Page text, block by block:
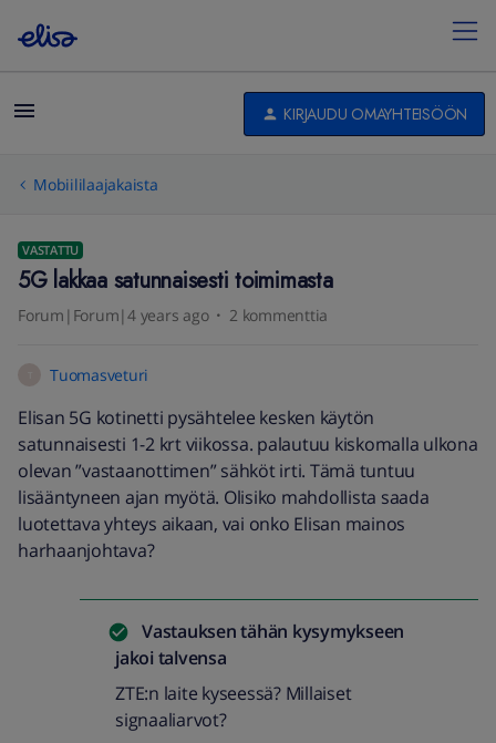
KIRJAUDU OMAYHTEISÖÖN
Mobiililaajakaista
VASTATTU
5G lakkaa satunnaisesti toimimasta
Forum|Forum|4 years ago 2 kommenttia
Tuomasveturi
Elisan 5G kotinetti pysähtelee kesken käytön
satunnaisesti 1-2 krt viikossa. palautuu kiskomalla ulkona
olevan ”vastaanottimen” sähköt irti. Tämä tuntuu
lisääntyneen ajan myötä. Olisiko mahdollista saada
luotettava yhteys aikaan, vai onko Elisan mainos
harhaanjohtava?
Vastauksen tähän kysymykseen
jakoi talvensa
ZTE:n laite kyseessä? Millaiset
signaaliarvot?